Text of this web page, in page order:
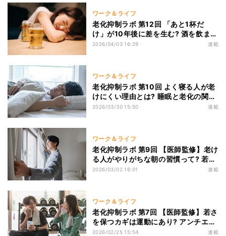
ワーク＆ライフ
老化抑制ラボ 第12回 「あと1杯だ
け」が10年後に差を生む? 酒を飲まな
い人が老けにくい理由【医師監修】
2026/04/03 16:29 連載
ワーク＆ライフ
老化抑制ラボ 第10回 よく寝る人が老
けにくい理由とは? 睡眠と老化の関係
性【医師監修】
2026/03/30 15:50 連載
ワーク＆ライフ
老化抑制ラボ 第9回 【医師監修】老け
る人がやりがちな朝の習慣って? 若さ
を守るモーニングルーティーン
2026/03/02 16:01 連載
ワーク＆ライフ
老化抑制ラボ 第7回 【医師監修】若さ
を保つカギは運動にあり? アンチエイ
ジング発想の運動ガイド
2026/02/25 15:54 連載